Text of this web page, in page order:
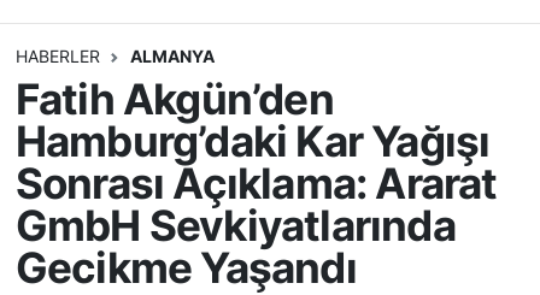
HABERLER ALMANYA
Fatih Akgün’den
Hamburg’daki Kar Yağışı
Sonrası Açıklama: Ararat
GmbH Sevkiyatlarında
Gecikme Yaşandı
HAMBURG
SPOR
DEUTSCH
EKONOMİ
Puan Durumu ve Fikstür
Tüm Manşetler
Son Dakika Haberleri
Haber Arşivi